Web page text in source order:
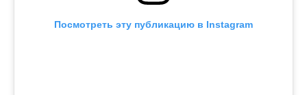
Посмотреть эту публикацию в Instagram